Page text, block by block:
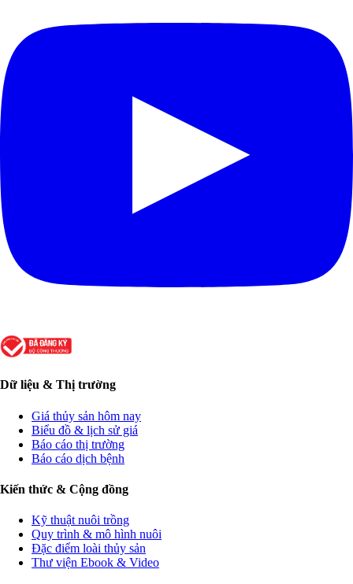
Dữ liệu & Thị trường
Giá thủy sản hôm nay
Biểu đồ & lịch sử giá
Báo cáo thị trường
Báo cáo dịch bệnh
Kiến thức & Cộng đồng
Kỹ thuật nuôi trồng
Quy trình & mô hình nuôi
Đặc điểm loài thủy sản
Thư viện Ebook & Video